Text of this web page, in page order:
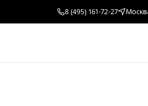
8 (495) 161-72-27